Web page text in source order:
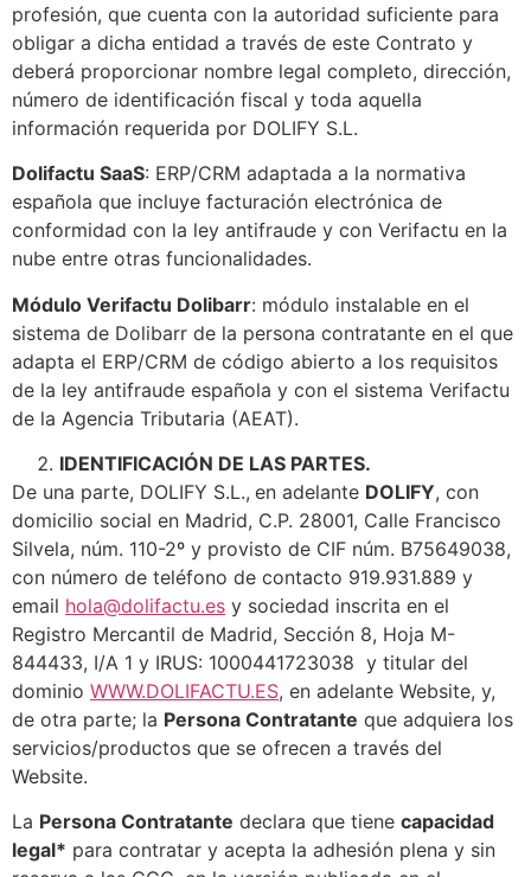
profesión, que cuenta con la autoridad suficiente para
obligar a dicha entidad a través de este Contrato y
deberá proporcionar nombre legal completo, dirección,
número de identificación fiscal y toda aquella
información requerida por DOLIFY S.L.
Dolifactu SaaS: ERP/CRM adaptada a la normativa
española que incluye facturación electrónica de
conformidad con la ley antifraude y con Verifactu en la
nube entre otras funcionalidades.
Módulo Verifactu Dolibarr: módulo instalable en el
sistema de Dolibarr de la persona contratante en el que
adapta el ERP/CRM de código abierto a los requisitos
de la ley antifraude española y con el sistema Verifactu
de la Agencia Tributaria (AEAT).
IDENTIFICACIÓN DE LAS PARTES.
De una parte, DOLIFY S.L., en adelante DOLIFY, con
domicilio social en Madrid, C.P. 28001, Calle Francisco
Silvela, núm. 110-2º y provisto de CIF núm. B75649038,
con número de teléfono de contacto 919.931.889 y
email hola@dolifactu.es y sociedad inscrita en el
Registro Mercantil de Madrid, Sección 8, Hoja M-
844433, I/A 1 y IRUS: 1000441723038 y titular del
dominio WWW.DOLIFACTU.ES, en adelante Website, y,
de otra parte; la Persona Contratante que adquiera los
servicios/productos que se ofrecen a través del
Website.
La Persona Contratante declara que tiene capacidad
legal* para contratar y acepta la adhesión plena y sin